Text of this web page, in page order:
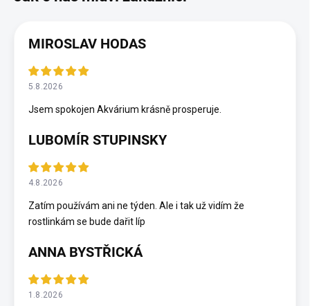
MIROSLAV HODAS
5.8.2026
Jsem spokojen Akvárium krásně prosperuje.
LUBOMÍR STUPINSKY
4.8.2026
Zatím používám ani ne týden. Ale i tak už vidím že
rostlinkám se bude dařit líp
ANNA BYSTŘICKÁ
1.8.2026